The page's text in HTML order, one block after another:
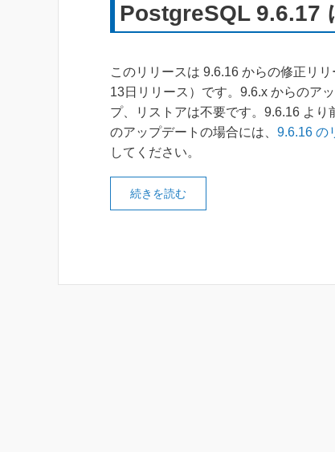
PostgreSQL 9.6.17
このリリースは 9.6.16 からの修正リ
13日リリース）です。9.6.x からのア
プ、リストアは不要です。9.6.16 より
のアップデートの場合には、 9.6.16 の
してください。
続きを読む